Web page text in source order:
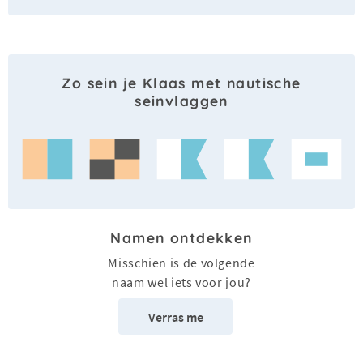
Zo sein je Klaas met nautische
seinvlaggen
Namen ontdekken
Misschien is de volgende
naam wel iets voor jou?
Verras me